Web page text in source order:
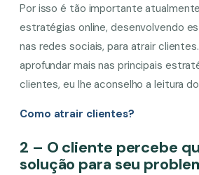
Por isso é tão importante
estratégias online, desenvolvendo
nas redes sociais, para atrair
aprofundar mais nas principais
clientes, eu lhe aconselho a leitura
Como atrair clientes?
2 – O cliente percebe
solução para seu